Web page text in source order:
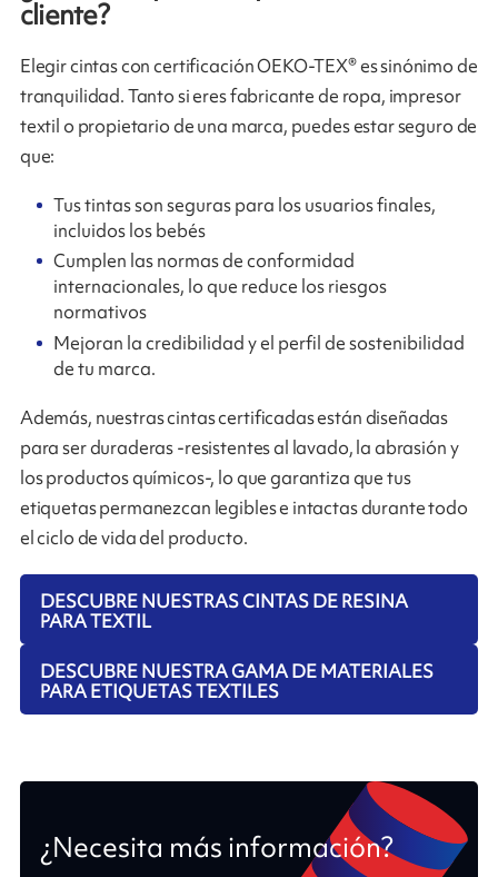
cliente?
Elegir cintas con certificación OEKO-TEX® es sinónimo de
tranquilidad. Tanto si eres fabricante de ropa, impresor
textil o propietario de una marca, puedes estar seguro de
que:
Tus tintas son seguras para los usuarios finales,
incluidos los bebés
Cumplen las normas de conformidad
internacionales, lo que reduce los riesgos
normativos
Mejoran la credibilidad y el perfil de sostenibilidad
de tu marca.
Además, nuestras cintas certificadas están diseñadas
para ser duraderas -resistentes al lavado, la abrasión y
los productos químicos-, lo que garantiza que tus
etiquetas permanezcan legibles e intactas durante todo
el ciclo de vida del producto.
DESCUBRE NUESTRAS CINTAS DE RESINA
PARA TEXTIL
DESCUBRE NUESTRA GAMA DE MATERIALES
PARA ETIQUETAS TEXTILES
¿Necesita más información?